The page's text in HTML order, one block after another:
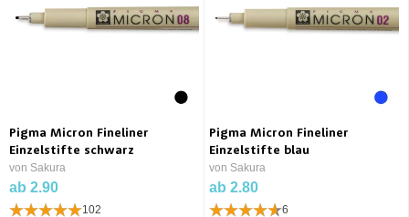
Pigma Micron Fineliner
Einzelstifte schwarz
von Sakura
ab 2.90
102
Pigma Micron Fineliner
Einzelstifte blau
von Sakura
ab 2.80
6